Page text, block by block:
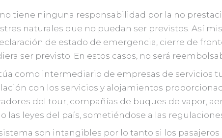
no tiene ninguna responsabilidad por la no
naturales que no puedan ser previstos. Así
de estado de emergencia, cierre de
ser previsto. En estos casos, no será
como intermediario de empresas de servicios
con los servicios y alojamientos
del tour, compañías de buques de vapor,
las leyes del país, sometiéndose a las
son intangibles por lo tanto si los